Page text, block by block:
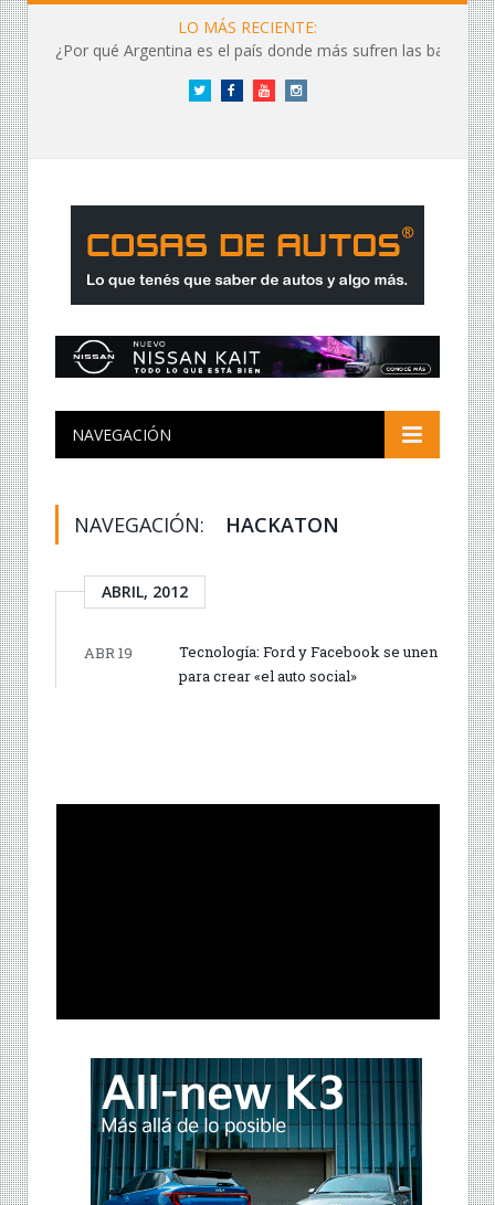
LO MÁS RECIENTE:
¿Por qué Argentina es el país donde más sufren las baterías?
Twitter FacebookYouTubeInstagram
NAVEGACIÓN
NAVEGACIÓN: HACKATON
ABRIL, 2012
ABR 19
Tecnología: Ford y Facebook se unen
para crear «el auto social»